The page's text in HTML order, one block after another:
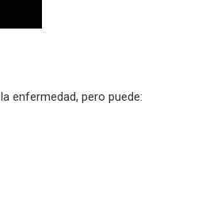
enfermedad, pero puede: